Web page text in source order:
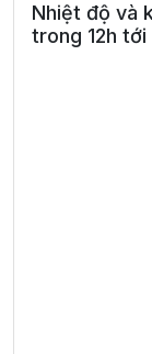
Nhiệt độ và
trong 12h tới